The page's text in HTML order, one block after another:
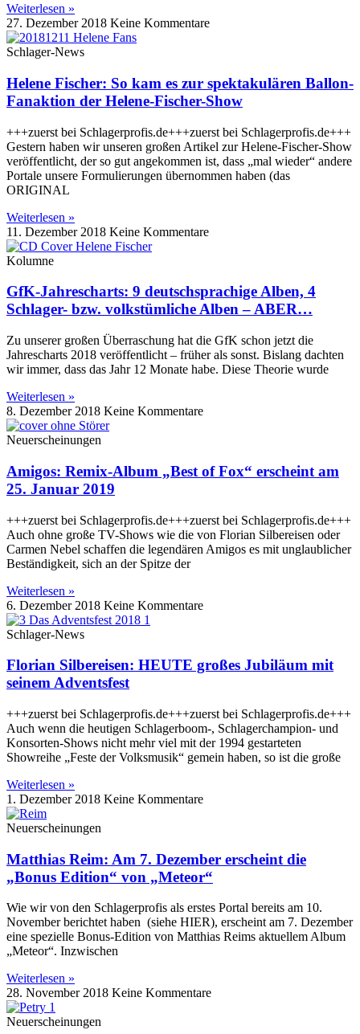
Weiterlesen »
27. Dezember 2018 Keine Kommentare
Schlager-News
Helene Fischer: So kam es zur spektakulären Ballon-
Fanaktion der Helene-Fischer-Show
+++zuerst bei Schlagerprofis.de+++zuerst bei Schlagerprofis.de+++
Gestern haben wir unseren großen Artikel zur Helene-Fischer-Show
veröffentlicht, der so gut angekommen ist, dass „mal wieder“ andere
Portale unsere Formulierungen übernommen haben (das
ORIGINAL
Weiterlesen »
11. Dezember 2018 Keine Kommentare
Kolumne
GfK-Jahrescharts: 9 deutschsprachige Alben, 4
Schlager- bzw. volkstümliche Alben – ABER…
Zu unserer großen Überraschung hat die GfK schon jetzt die
Jahrescharts 2018 veröffentlicht – früher als sonst. Bislang dachten
wir immer, dass das Jahr 12 Monate habe. Diese Theorie wurde
Weiterlesen »
8. Dezember 2018 Keine Kommentare
Neuerscheinungen
Amigos: Remix-Album „Best of Fox“ erscheint am
25. Januar 2019
+++zuerst bei Schlagerprofis.de+++zuerst bei Schlagerprofis.de+++
Auch ohne große TV-Shows wie die von Florian Silbereisen oder
Carmen Nebel schaffen die legendären Amigos es mit unglaublicher
Beständigkeit, sich an der Spitze der
Weiterlesen »
6. Dezember 2018 Keine Kommentare
Schlager-News
Florian Silbereisen: HEUTE großes Jubiläum mit
seinem Adventsfest
+++zuerst bei Schlagerprofis.de+++zuerst bei Schlagerprofis.de+++
Auch wenn die heutigen Schlagerboom-, Schlagerchampion- und
Konsorten-Shows nicht mehr viel mit der 1994 gestarteten
Showreihe „Feste der Volksmusik“ gemein haben, so ist die große
Weiterlesen »
1. Dezember 2018 Keine Kommentare
Neuerscheinungen
Matthias Reim: Am 7. Dezember erscheint die
„Bonus Edition“ von „Meteor“
Wie wir von den Schlagerprofis als erstes Portal bereits am 10.
November berichtet haben (siehe HIER), erscheint am 7. Dezember
eine spezielle Bonus-Edition von Matthias Reims aktuellem Album
„Meteor“. Inzwischen
Weiterlesen »
28. November 2018 Keine Kommentare
Neuerscheinungen